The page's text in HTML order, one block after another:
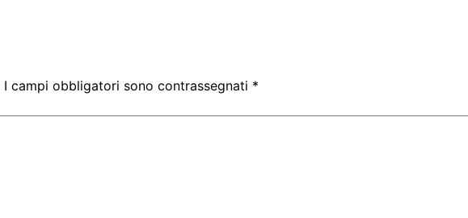
I campi obbligatori sono contrassegnati *